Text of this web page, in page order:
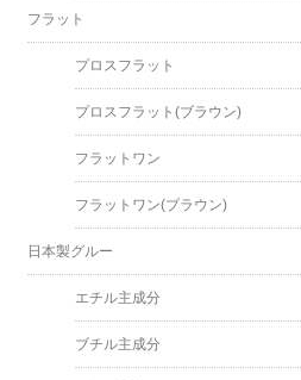
フラット
プロスフラット
プロスフラット(ブラウン)
フラットワン
フラットワン(ブラウン)
日本製グルー
エチル主成分
ブチル主成分